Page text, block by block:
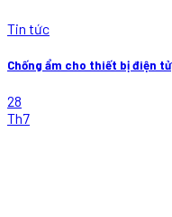
Tin tức
Chống ẩm cho thiết bị điện tử
28
Th7